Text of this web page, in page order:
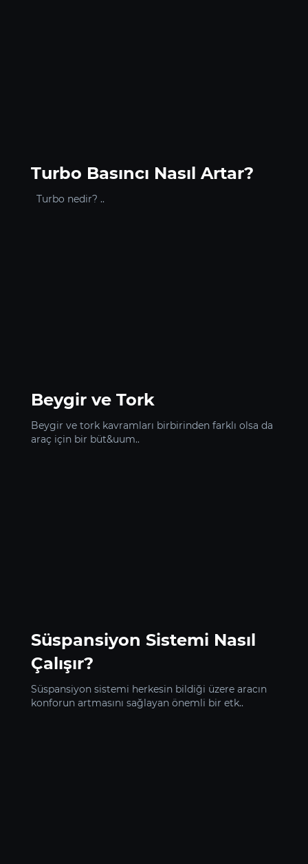
Turbo Basıncı Nasıl Artar?
Turbo nedir? ..
Beygir ve Tork
Beygir ve tork kavramları birbirinden farklı olsa da
araç için bir büt&uum..
Süspansiyon Sistemi Nasıl
Çalışır?
Süspansiyon sistemi herkesin bildiği üzere aracın
konforun artmasını sağlayan önemli bir etk..